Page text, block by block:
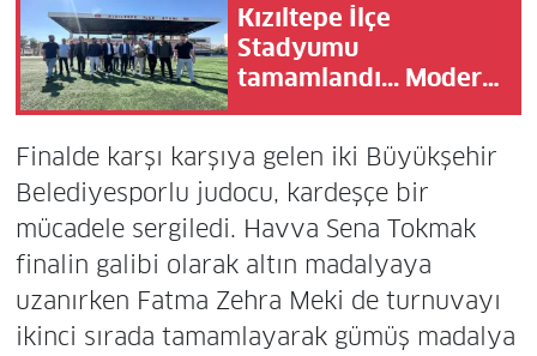
Kızıltepe İlçe
Stadyumu
tamamlandı... Modern
tesis Mardinspor'a ev
Finalde karşı karşıya gelen iki Büyükşehir
Belediyesporlu judocu, kardeşçe bir
mücadele sergiledi. Havva Sena Tokmak
finalin galibi olarak altın madalyaya
uzanırken Fatma Zehra Meki de turnuvayı
ikinci sırada tamamlayarak gümüş madalya